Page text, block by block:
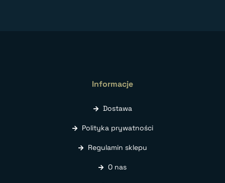
Informacje
Dostawa
Polityka prywatności
Regulamin sklepu
O nas